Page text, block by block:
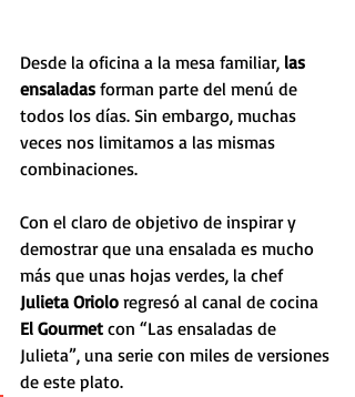
Desde la oficina a la mesa familiar, las
ensaladas forman parte del menú de
todos los días. Sin embargo, muchas
veces nos limitamos a las mismas
combinaciones.
Con el claro de objetivo de inspirar y
demostrar que una ensalada es mucho
más que unas hojas verdes, la chef
Julieta Oriolo regresó al canal de cocina
El Gourmet con “Las ensaladas de
Julieta”, una serie con miles de versiones
de este plato.